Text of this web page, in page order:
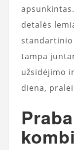
detalės
tampa
užsidėjimo
diena,